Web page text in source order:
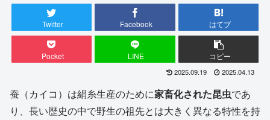
Twitter Facebook はてブ
Pocket LINE コピー
2025.09.19 2025.04.13
蚕（カイコ）は絹糸生産のために家畜化された昆虫であ
り、長い歴史の中で野生の祖先とは大きく異なる特性を持